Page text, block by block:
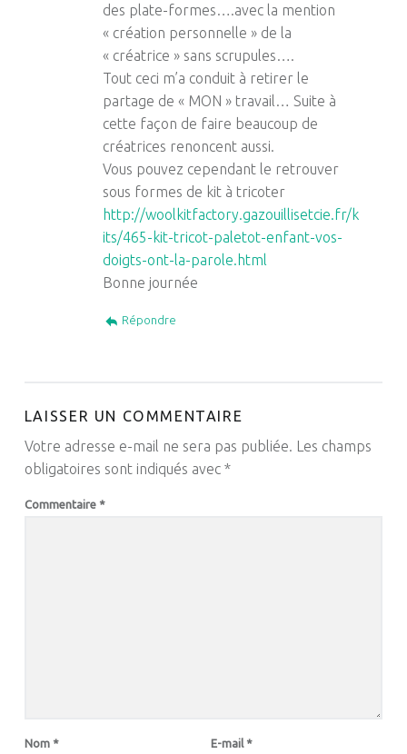
des plate-formes….avec la mention
« création personnelle » de la
« créatrice » sans scrupules….
Tout ceci m’a conduit à retirer le
partage de « MON » travail… Suite à
cette façon de faire beaucoup de
créatrices renoncent aussi.
Vous pouvez cependant le retrouver
sous formes de kit à tricoter
http://woolkitfactory.gazouillisetcie.fr/k
its/465-kit-tricot-paletot-enfant-vos-
doigts-ont-la-parole.html
Bonne journée
Répondre
LAISSER UN COMMENTAIRE
Votre adresse e-mail ne sera pas publiée.
Les champs
obligatoires sont indiqués avec *
Commentaire *
Nom * E-mail *